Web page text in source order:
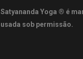
Satyananda Yoga ® é
usada sob permissão.